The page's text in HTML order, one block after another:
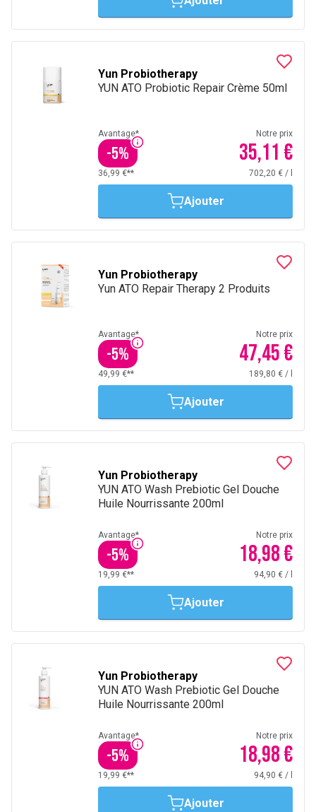
Yun Probiotherapy
YUN ATO Probiotic Repair Crème 50ml
Avantage*
-5%
Notre prix
35,11 €
36,99 €** 702,20 € /
Ajouter
Yun Probiotherapy
Yun ATO Repair Therapy 2 Produits
Avantage*
-5%
Notre prix
47,45 €
49,99 €** 189,80 € /
Ajouter
Yun Probiotherapy
YUN ATO Wash Prebiotic Gel Douche
Huile Nourrissante 200ml
Avantage*
-5%
Notre prix
18,98 €
19,99 €** 94,90 € /
Ajouter
Yun Probiotherapy
YUN ATO Wash Prebiotic Gel Douche
Huile Nourrissante 200ml
Avantage*
-5%
Notre prix
18,98 €
19,99 €** 94,90 € /
Ajouter